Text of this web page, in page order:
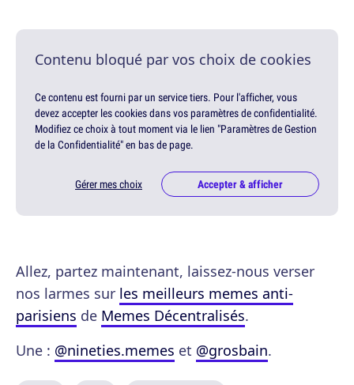
Contenu bloqué par vos choix de cookies
Ce contenu est fourni par un service tiers. Pour l'afficher, vous
devez accepter les cookies dans vos paramètres de confidentialité.
Modifiez ce choix à tout moment via le lien "Paramètres de Gestion
de la Confidentialité" en bas de page.
Gérer mes choix Accepter & afficher
Allez, partez maintenant, laissez-nous verser
nos larmes sur les meilleurs memes anti-
parisiens de Memes Décentralisés.
Une : @nineties.memes et @grosbain.